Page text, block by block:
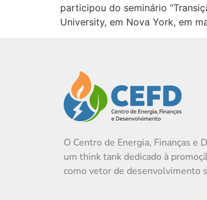
participou do seminário
University, em Nova York, em
O Centro de Energia, Finanças e
um think tank dedicado à
como vetor de desenvolvimento